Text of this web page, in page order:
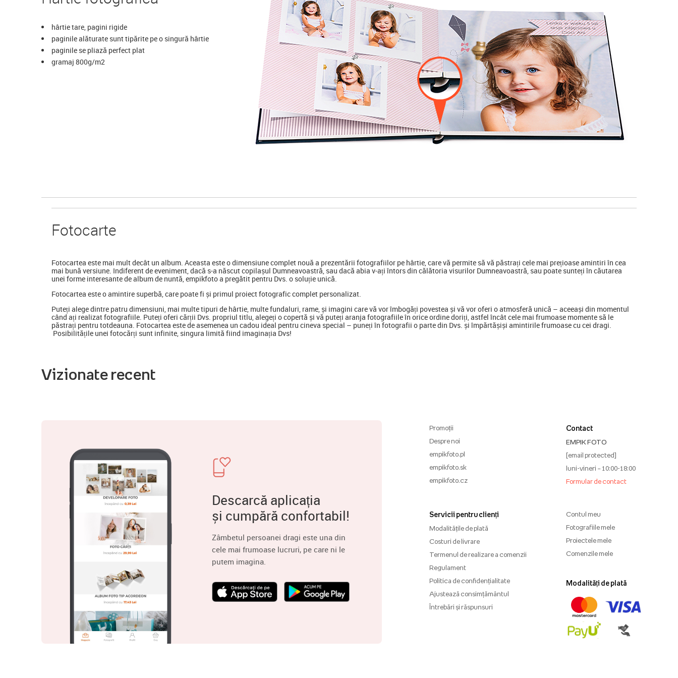
hârtie tare, pagini rigide
paginile alăturate sunt tipărite pe o singură hârtie
paginile se pliază perfect plat
gramaj 800g/m2
Fotocarte
Fotocartea este mai mult decât un album. Aceasta este o dimensiune complet nouă a prezentării fotografiilor pe hârtie, care vă permite să vă păstrați cele mai prețioase amintiri în cea
mai bună versiune. Indiferent de eveniment, dacă s-a născut copilașul Dumneavoastră, sau dacă abia v-ați întors din călătoria visurilor Dumneavoastră, sau poate sunteți în căutarea
unei forme interesante de album de nuntă, empikfoto a pregătit pentru Dvs. o soluție unică.
Fotocartea este o amintire superbă, care poate fi și primul proiect fotografic complet personalizat.
Puteți alege dintre patru dimensiuni, mai multe tipuri de hârtie, multe fundaluri, rame, și imagini care vă vor îmbogăți povestea și vă vor oferi o atmosferă unică – aceeași din momentul
când ați realizat fotografiile. Puteți oferi cărții Dvs. propriul titlu, alegeți o copertă și vă puteți aranja fotografiile în orice ordine doriți, astfel încât cele mai frumoase momente să le
păstrați pentru totdeauna. Fotocartea este de asemenea un cadou ideal pentru cineva special – puneți în fotografii o parte din Dvs. și împărtășiși amintirile frumoase cu cei dragi.
Posibilitățile unei fotocărți sunt infinite, singura limită fiind imaginația Dvs!
Vizionate recent
Descarcă aplicația
și cumpără confortabil!
Zâmbetul persoanei dragi este una din
cele mai frumoase lucruri, pe care ni le
putem imagina.
Promoții
Despre noi
empikfoto.pl
empikfoto.sk
empikfoto.cz
Servicii pentru clienți
Modalitățile de plată
Costuri de livrare
Termenul de realizare a comenzii
Regulament
Politica de confidențialitate
Ajustează consimțământul
Întrebări și răspunsuri
Contact
EMPIK FOTO
[email protected]
luni-vineri – 10:00-18:00
Formular de contact
Contul meu
Fotografiile mele
Proiectele mele
Comenzile mele
Modalități de plată